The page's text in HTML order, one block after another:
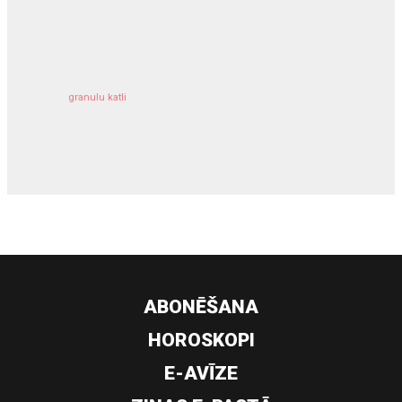
granulu katli
ABONĒŠANA
HOROSKOPI
E-AVĪZE